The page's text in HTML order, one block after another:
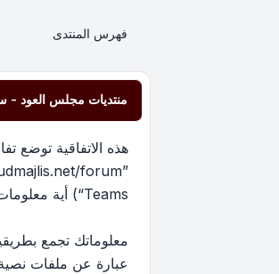
فهرس المنتدى
منتديات مجلس العود -
هذه الاتفاقية توضع
Teams“) أية معلومات جُمعت خلال أية دورة من دورات استخدامك (مشار إليها بـ ”معلوماتك“).
عبارة عن ملفات